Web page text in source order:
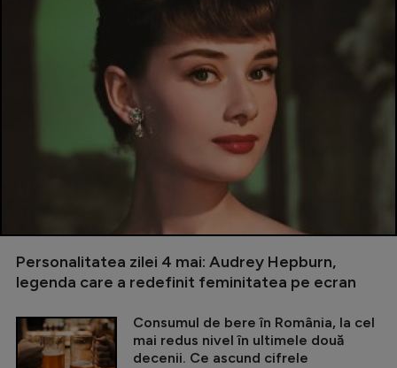
Personalitatea zilei 4 mai: Audrey Hepburn,
legenda care a redefinit feminitatea pe ecran
Consumul de bere în România, la cel
mai redus nivel în ultimele două
decenii. Ce ascund cifrele